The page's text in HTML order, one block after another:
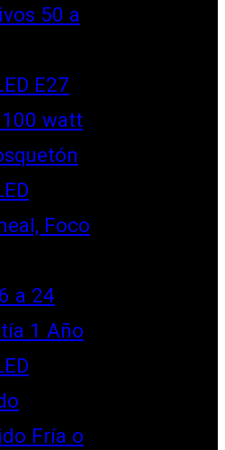
50 a
E27
100 watt
Foco
a 24
1 Año
Fría o